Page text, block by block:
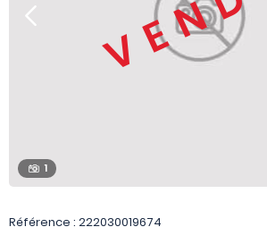
1
Référence : 222030019674